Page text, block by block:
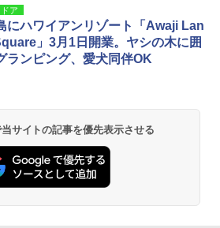
ア
にハワイアンリゾート「Awaji Lan
」3月1日開業。ヤシの木に囲
ランピング、愛犬同伴OK
サイトの記事を優先表示させる